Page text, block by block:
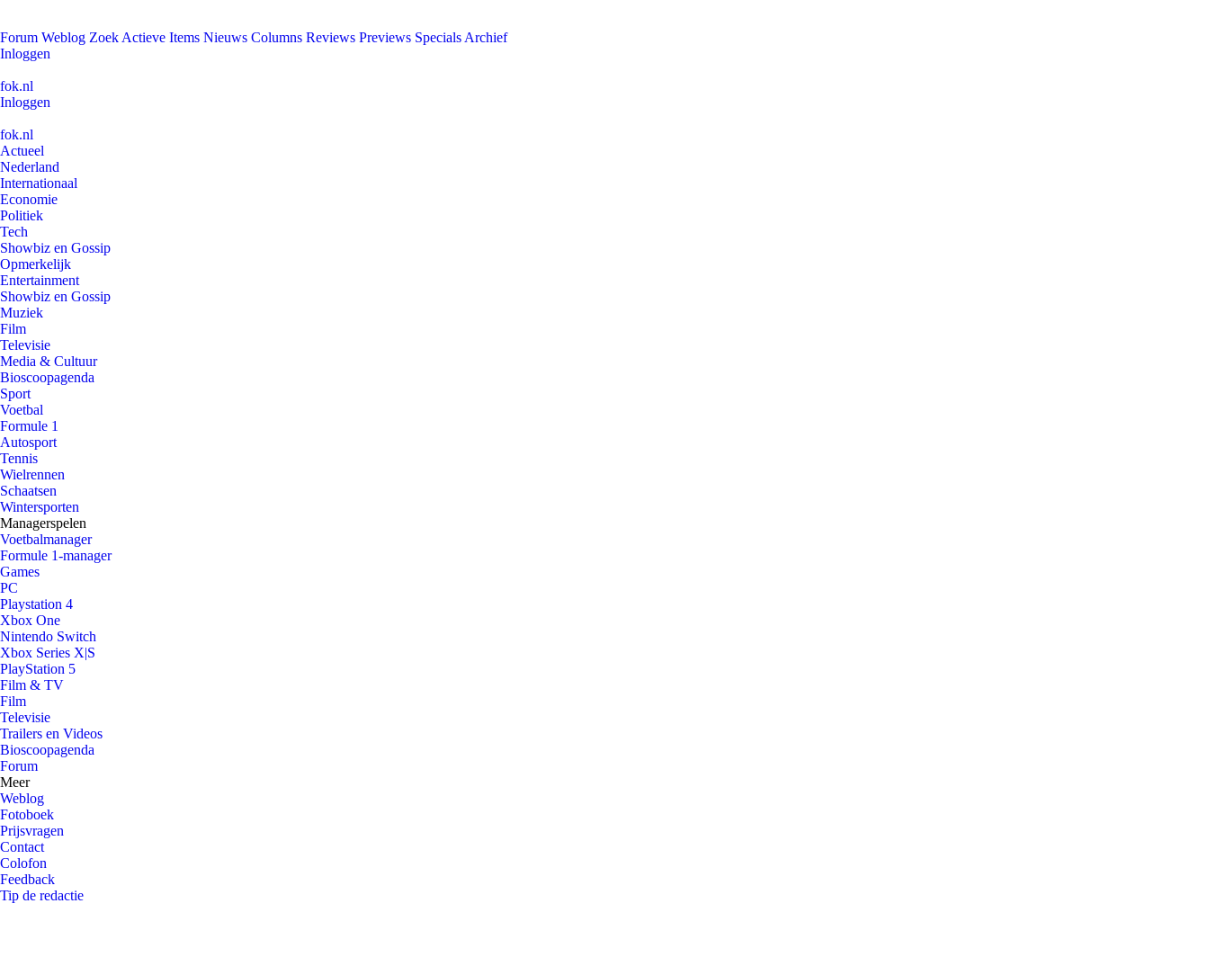
Forum Weblog Zoek Actieve Items Nieuws Columns Reviews Previews Specials Archief
Inloggen
fok.nl
Inloggen
fok.nl
Actueel
Nederland
Internationaal
Economie
Politiek
Tech
Showbiz en Gossip
Opmerkelijk
Entertainment
Showbiz en Gossip
Muziek
Film
Televisie
Media & Cultuur
Bioscoopagenda
Sport
Voetbal
Formule 1
Autosport
Tennis
Wielrennen
Schaatsen
Wintersporten
Managerspelen
Voetbalmanager
Formule 1-manager
Games
PC
Playstation 4
Xbox One
Nintendo Switch
Xbox Series X|S
PlayStation 5
Film & TV
Film
Televisie
Trailers en Videos
Bioscoopagenda
Forum
Meer
Weblog
Fotoboek
Prijsvragen
Contact
Colofon
Feedback
Tip de redactie